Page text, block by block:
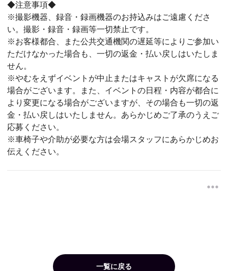
◆注意事項◆
※撮影機器、録音・録画機器のお持込みはご遠慮くださ
い。撮影・録音・録画等一切禁止です。
※お客様都合、また公共交通機関の遅延等によりご参加い
ただけなかった場合も、一切の返金・払い戻しはいたしま
せん。
※やむをえずイベントが中止またはキャストが欠席になる
場合がございます。また、イベントの日程・内容が都合に
より変更になる場合がございますが、その場合も一切の返
金・払い戻しはいたしません。あらかじめご了承のうえご
応募ください。
※車椅子や介助が必要な方は会場スタッフにあらかじめお
伝えください。
一覧に戻る